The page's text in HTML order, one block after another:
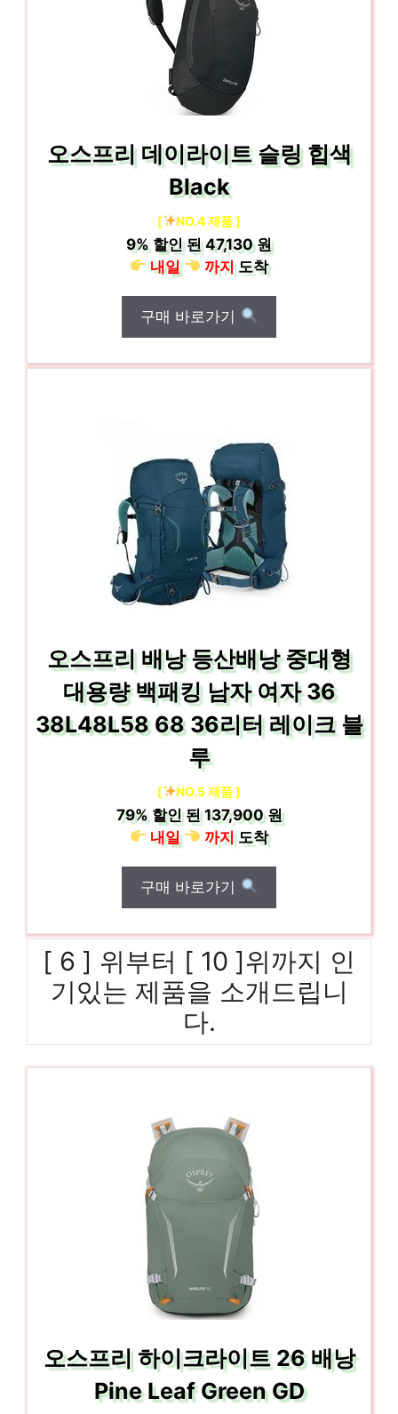
오스프리 데이라이트 슬링 힙색
Black
[ NO.4 제품 ]
9% 할인 된47,130 원
내일
까지도착
구매 바로가기
오스프리 배낭 등산배낭 중대형
대용량 백패킹 남자 여자 36
38L48L58 68 36리터 레이크 블
루
[ NO.5 제품 ]
79%할인 된137,900 원
내일
까지도착
구매 바로가기
[ 6 ] 위부터 [ 10 ]위까지 인
기있는 제품을 소개드립니
다.
오스프리 하이크라이트 26 배낭
Pine Leaf Green GD